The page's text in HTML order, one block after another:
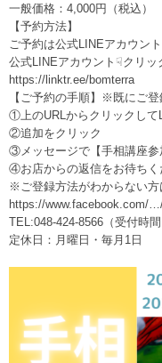
一般価格：4,000円（税込）
【予約方法】
ご予約は公式LINEアカウン
公式LINEアカウント☟クリッ
https://linktr.ee/bomterra
【ご予約の手順】※既にご
①上のURLからクリックして
②追加をクリック
③メッセージで【手相講座参
④お店からの返信をお待ちく
※ご登録方法がわからない方
https://www.facebook.com/
TEL:048-424-8566（受付時
定休日：月曜日・毎月1日